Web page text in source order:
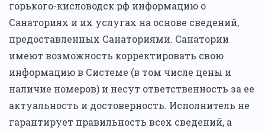
горького-кисловодск.рф информацию о
Санаториях и их услугах на основе сведений,
предоставленных Санаториями. Санатории
имеют возможность корректировать свою
информацию в Системе (в том числе цены и
наличие номеров) и несут ответственность за ее
актуальность и достоверность. Исполнитель не
гарантирует правильность всех сведений, а